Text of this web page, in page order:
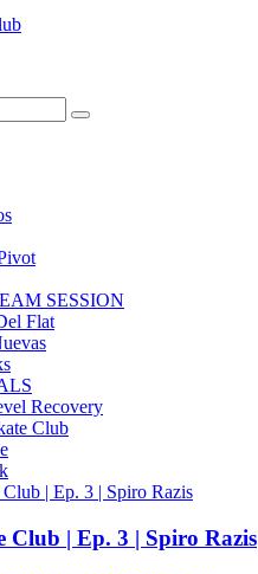
SESSION
Flat
Recovery
Club
Club | Ep. 3 | Spiro Razis